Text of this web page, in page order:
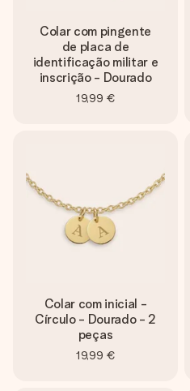
Colar com pingente
de placa de
identificação militar e
inscrição - Dourado
19,99 €
Colar com inicial -
Círculo - Dourado - 2
peças
19,99 €